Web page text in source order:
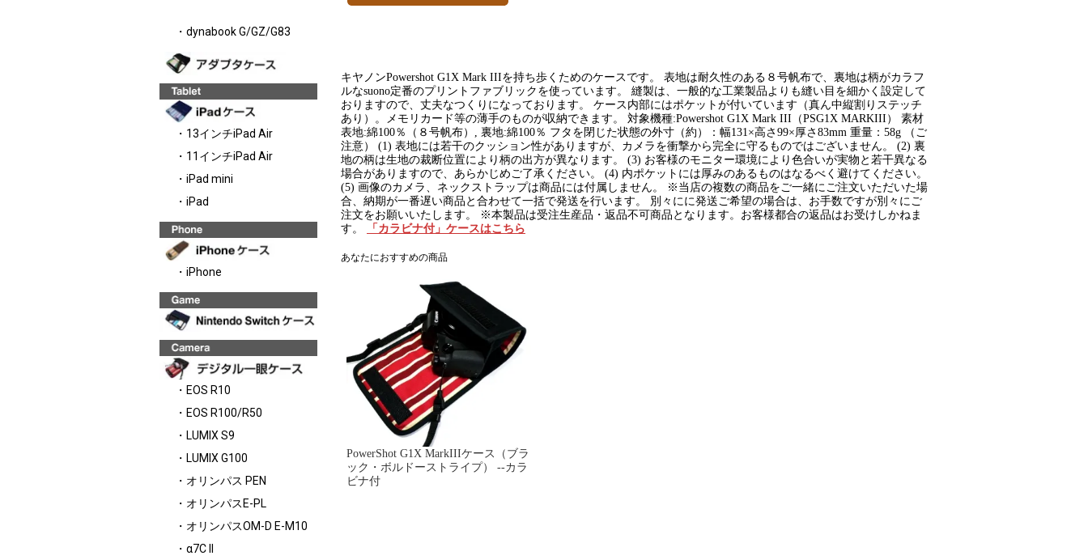
・dynabook G/GZ/G83
・13インチiPad Air
・11インチiPad Air
・iPad mini
・iPad
・iPhone
・EOS R10
・EOS R100/R50
・LUMIX S9
・LUMIX G100
・オリンパス PEN
・オリンパスE-PL
・オリンパスOM-D E-M10
・α7C II
キヤノンPowershot G1X Mark IIIを持ち歩くためのケースです。 表地は耐久性のある８号帆布で、裏地は柄がカラフ
ルなsuono定番のプリントファブリックを使っています。 縫製は、一般的な工業製品よりも縫い目を細かく設定して
おりますので、丈夫なつくりになっております。 ケース内部にはポケットが付いています（真ん中縦割りステッチ
あり）。メモリカード等の薄手のものが収納できます。 対象機種:Powershot G1X Mark III（PSG1X MARKIII） 素材
表地:綿100％（８号帆布）, 裏地:綿100％ フタを閉じた状態の外寸（約）：幅131×高さ99×厚さ83mm 重量：58g （ご
注意） (1) 表地には若干のクッション性がありますが、カメラを衝撃から完全に守るものではございません。 (2) 裏
地の柄は生地の裁断位置により柄の出方が異なります。 (3) お客様のモニター環境により色合いが実物と若干異なる
場合がありますので、あらかじめご了承ください。 (4) 内ポケットには厚みのあるものはなるべく避けてください。
(5) 画像のカメラ、ネックストラップは商品には付属しません。 ※当店の複数の商品をご一緒にご注文いただいた場
合、納期が一番遅い商品と合わせて一括で発送を行います。 別々にに発送ご希望の場合は、お手数ですが別々にご
注文をお願いいたします。 ※本製品は受注生産品・返品不可商品となります。お客様都合の返品はお受けしかねま
す。
「カラビナ付」ケースはこちら
あなたにおすすめの商品
PowerShot G1X MarkIIIケース（ブラ
ック・ボルドーストライプ） --カラ
ビナ付